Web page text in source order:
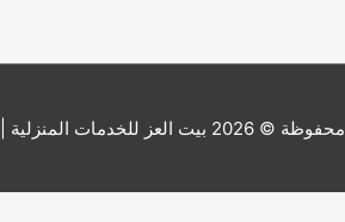
© 2026 بيت العز للخدمات المنزلية